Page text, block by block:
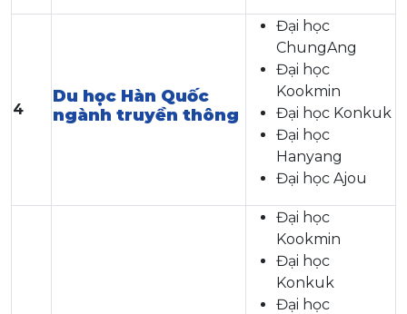
4
Du học Hàn Quốc
ngành truyền thông
Đại học
ChungAng
Đại học
Kookmin
Đại học Konkuk
Đại học
Hanyang
Đại học Ajou
Đại học
Kookmin
Đại học
Konkuk
Đại học